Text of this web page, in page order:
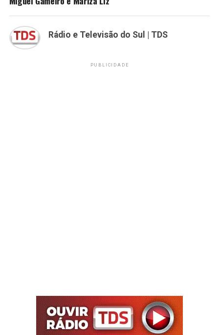
Rádio e Televisão do Sul | TDS
PUBLICIDADE